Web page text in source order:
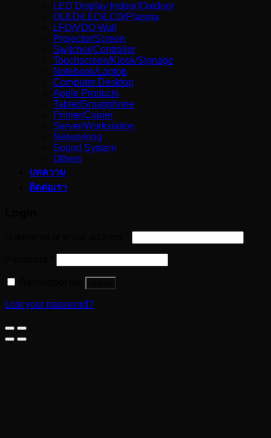
LED Display Indoor/Outdoor
OLED/LED/LCD/Plasma
LFD/VDO Wall
Projector/Screen
Switcher/Controller
Touchscreen/Kiosk/Signage
Notebook/Laptop
Computer Desktop
Apple Products
Tablet/Smartphone
Printer/Copier
Server/Workstation
Networking
Sound System
Others
บทความ
ติดต่อเรา
Lost your password?